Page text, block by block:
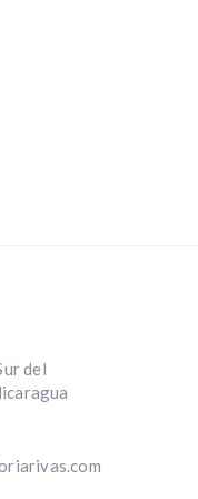
del